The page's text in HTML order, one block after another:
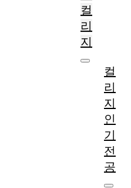
컬
리
지
컬
리
지
인
기
전
공